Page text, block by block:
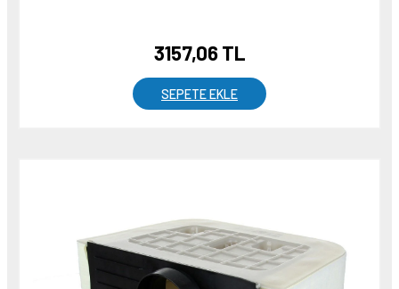
3157,06 TL
SEPETE EKLE